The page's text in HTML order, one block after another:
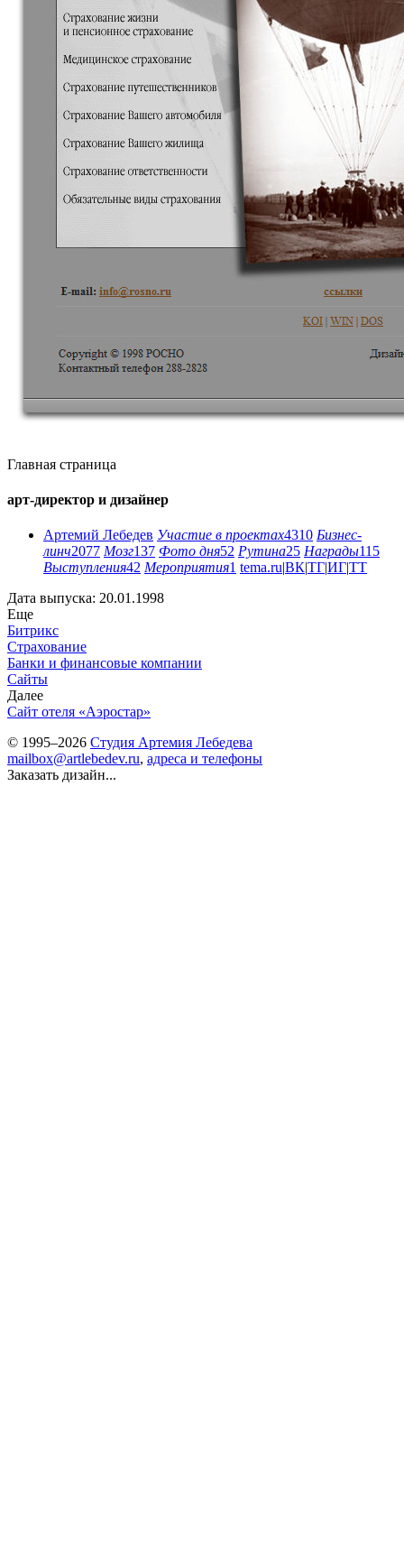
Главная страница
арт-директор и дизайнер
Артемий Лебедев Участие в проектах4310 Бизнес-
линч2077 Мозг137 Фото дня52 Рутина25 Награды115
Выступления42 Мероприятия1 tema.ru|ВК|ТГ|ИГ|ТТ
Дата выпуска: 20.01.1998
Еще
Битрикс
Страхование
Банки и финансовые компании
Сайты
Далее
Сайт отеля «Аэростар»
© 1995–2026 Студия Артемия Лебедева
mailbox@artlebedev.ru, адреса и телефоны
Заказать дизайн...